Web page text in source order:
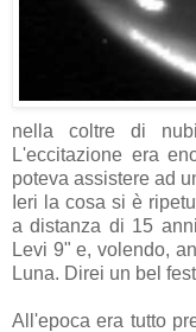
nella coltre di
L'eccitazione era
poteva assistere ad
Ieri la cosa si è
a distanza di 15
Levi 9" e, volendo,
Luna. Direi un bel
All'epoca era tutto